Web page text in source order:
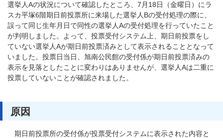
選挙人Aの状況について確認したところ、7月18日（金曜日）にラ
スカ平塚6階期日前投票所に来場した選挙人Bの受付処理の際に、
誤って同じ生年月日で同性の選挙人Aの受付処理を行っていたこと
が判明しました。よって、投票受付システム上、期日前投票をし
ていない選挙人Aが期日前投票済みとして表示されることとなって
いました。投票日当日、旭南公民館の受付係が期日前投票済みの
表示を見落としたことに変わりはありませんが、選挙人Aは二重に
投票していないことが確認されました。
原因
期日前投票所の受付係が投票受付システムに表示された内容と